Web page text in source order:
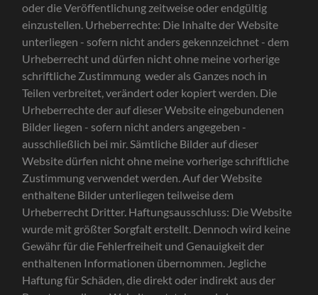
oder die Veröffentlichung zeitweise oder endgültig
einzustellen. Urheberrechte: Die Inhalte der Website
unterliegen - sofern nicht anders gekennzeichnet - dem
Urheberrecht und dürfen nicht ohne meine vorherige
schriftliche Zustimmung weder als Ganzes noch in
Teilen verbreitet, verändert oder kopiert werden. Die
Urheberrechte der auf dieser Website eingebundenen
Bilder liegen - sofern nicht anders angegeben -
ausschließlich bei mir. Sämtliche Bilder auf dieser
Website dürfen nicht ohne meine vorherige schriftliche
Zustimmung verwendet werden. Auf der Website
enthaltene Bilder unterliegen teilweise dem
Urheberrecht Dritter. Haftungsausschluss: Die Website
wurde mit größter Sorgfalt erstellt. Dennoch wird keine
Gewähr für die Fehlerfreiheit und Genauigkeit der
enthaltenen Informationen übernommen. Jegliche
Haftung für Schäden, die direkt oder indirekt aus der